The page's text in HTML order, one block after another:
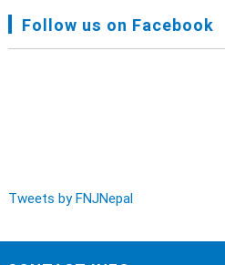
FNJ, Financial Report Presented
Follow us on Facebook
Tweets by FNJNepal